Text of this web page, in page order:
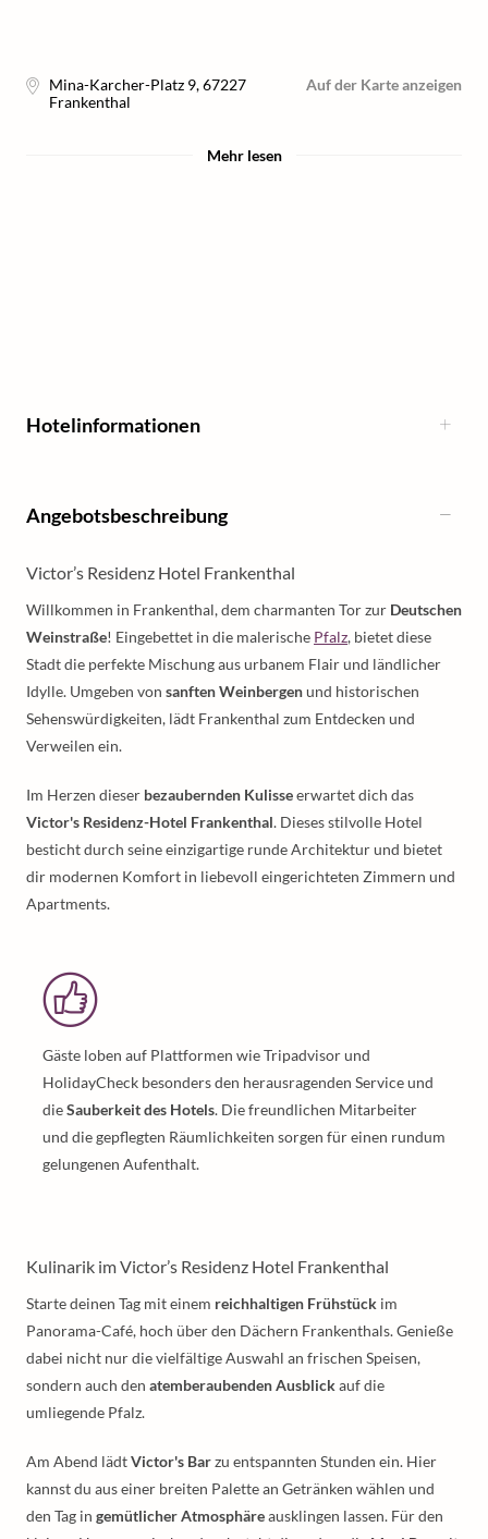
Mina-Karcher-Platz 9,67227
Frankenthal
Auf der Karte anzeigen
Mehr lesen
Hotelinformationen
Angebotsbeschreibung
Victor’s Residenz Hotel Frankenthal
Willkommen in Frankenthal, dem charmanten Tor zur Deutschen
Weinstraße! Eingebettet in die malerische Pfalz, bietet diese
Stadt die perfekte Mischung aus urbanem Flair und ländlicher
Idylle. Umgeben von sanften Weinbergenund historischen
Sehenswürdigkeiten, lädt Frankenthal zum Entdecken und
Verweilen ein.​
Im Herzen dieser bezaubernden Kulisseerwartet dich das
Victor's Residenz-Hotel Frankenthal. Dieses stilvolle Hotel
besticht durch seine einzigartige runde Architektur und bietet
dir modernen Komfort in liebevoll eingerichteten Zimmern und
Apartments.
Gäste loben auf Plattformen wie Tripadvisor und
HolidayCheck besonders den herausragenden Service und
dieSauberkeit des Hotels. Die freundlichen Mitarbeiter
und die gepflegten Räumlichkeiten sorgen für einen rundum
gelungenen Aufenthalt.
Kulinarik im Victor’s Residenz Hotel Frankenthal
Starte deinen Tag mit einem reichhaltigen Frühstück im
Panorama-Café, hoch über den Dächern Frankenthals. Genieße
dabei nicht nur die vielfältige Auswahl an frischen Speisen,
sondern auch den atemberaubenden Ausblickauf die
umliegende Pfalz.
Am Abend lädtVictor's Barzu entspannten Stunden ein. Hier
kannst du aus einer breiten Palette an Getränken wählen und
den Tag in gemütlicher Atmosphäreausklingen lassen. Für den